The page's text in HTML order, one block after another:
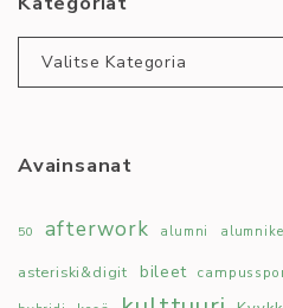
Kategoriat
Avainsanat
50 afterwork alumni
asteriski&digit bileet